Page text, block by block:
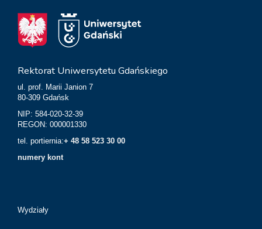
Rektorat Uniwersytetu Gdańskiego
ul. prof. Marii Janion 7
80-309 Gdańsk
NIP: 584-020-32-39
REGON: 000001330
tel. portiernia:+ 48 58 523 30 00
numery kont
Wydziały